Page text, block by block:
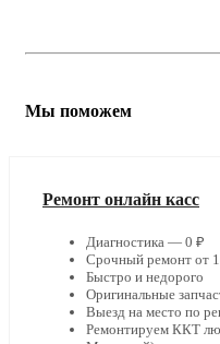
Мы поможем
Ремонт онлайн касс
Диагностика — 0 ₽
Срочный ремонт от 1
Быстро и недорого
Оригинальные
Выезд на место по
Ремонтируем ККТ